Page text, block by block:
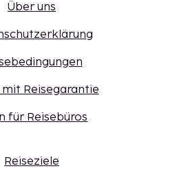
Über uns
mit Reisegarantie
für Reisebüros
Reiseziele